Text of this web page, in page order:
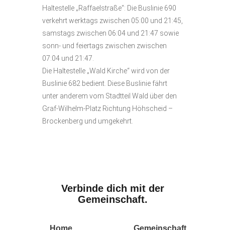
Haltestelle „Raffaelstraße“: Die Buslinie 690
verkehrt werktags zwischen 05:00 und 21:45,
samstags zwischen 06:04 und 21:47 sowie
sonn- und feiertags zwischen zwischen
07:04 und 21:47.
Die Haltestelle „Wald Kirche“ wird von der
Buslinie 682 bedient. Diese Buslinie fährt
unter anderem vom Stadtteil Wald über den
Graf-Wilhelm-Platz Richtung Höhscheid –
Brockenberg und umgekehrt.
Verbinde dich mit der
Gemeinschaft.
Home Gemeinschaft